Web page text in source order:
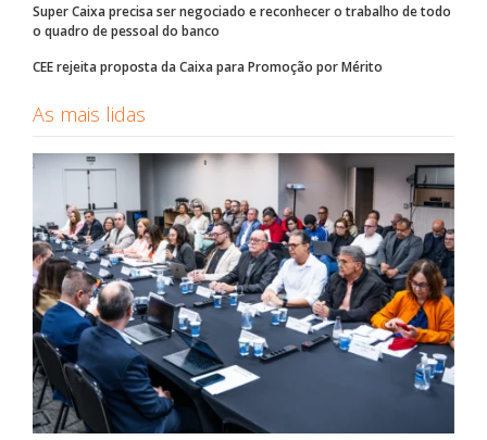
Super Caixa precisa ser negociado e reconhecer o trabalho de todo
o quadro de pessoal do banco
CEE rejeita proposta da Caixa para Promoção por Mérito
As mais lidas